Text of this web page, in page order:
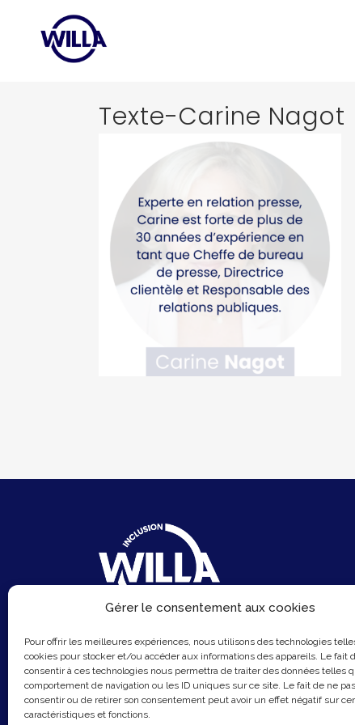
Gérer le consentement aux cookies
Pour offrir les meilleures expériences, nous utilisons des technologies
cookies pour stocker et/ou accéder aux informations des appareils. Le fait
consentir à ces technologies nous permettra de traiter des données telles
comportement de navigation ou les ID uniques sur ce site. Le fait de ne pas
consentir ou de retirer son consentement peut avoir un effet négatif sur
caractéristiques et fonctions.
Texte-Carine Nagot
6 Rue du Sentier
75002 Paris
Email :contact@hellowilla.co